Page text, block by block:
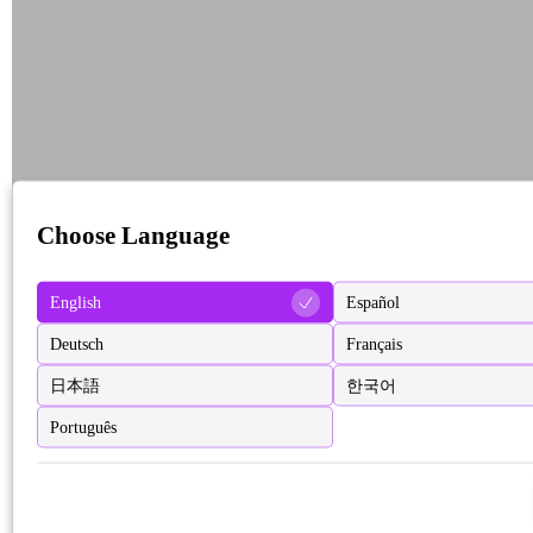
Choose Language
English Español
Deutsch Français
日本語 한국어
Português